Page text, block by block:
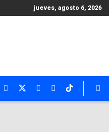
jueves, agosto 6, 2026